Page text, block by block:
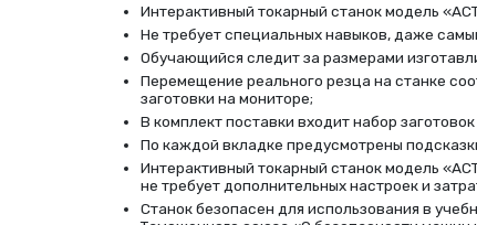
Интерактивный токарный станок модель «
Не требует специальных навыков, даже
Обучающийся следит за размерами
Перемещение реального резца на станке
заготовки на мониторе;
В комплект поставки входит набор
По каждой вкладке предусмотрены
Интерактивный токарный станок модель «
не требует дополнительных настроек и
Станок безопасен для использования в